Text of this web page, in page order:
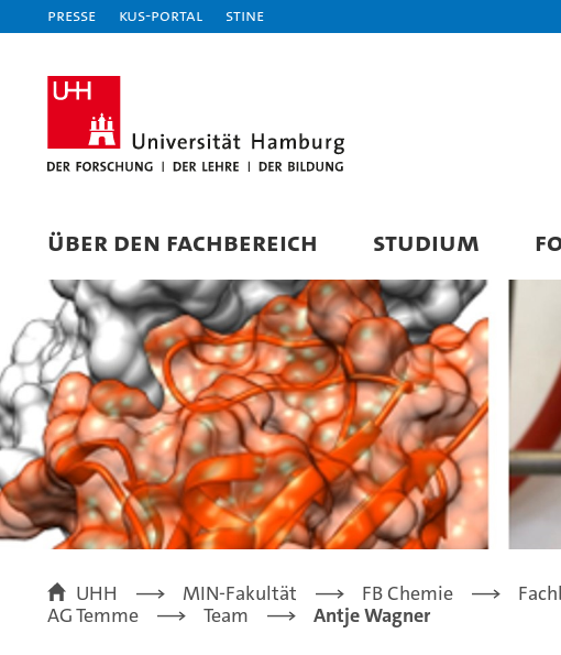
Presse KUS-Portal STiNE
ÜBER DEN FACHBEREICH STUDIUM
UHH MIN-Fakultät FB Chemie
AG Temme
Team Antje Wagner